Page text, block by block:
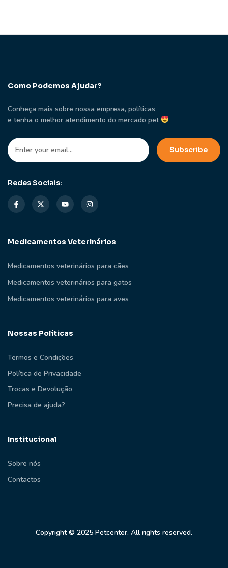
Como Podemos Ajudar?
Conheça mais sobre nossa empresa, políticas
e tenha o melhor atendimento do mercado pet
Redes Sociais:
Medicamentos Veterinários
Medicamentos veterinários para cães
Medicamentos veterinários para gatos
Medicamentos veterinários para aves
Nossas Políticas
Termos e Condições
Política de Privacidade
Trocas e Devolução
Precisa de ajuda?
Institucional
Sobre nós
Contactos
Copyright © 2025 Petcenter. All rights reserved.